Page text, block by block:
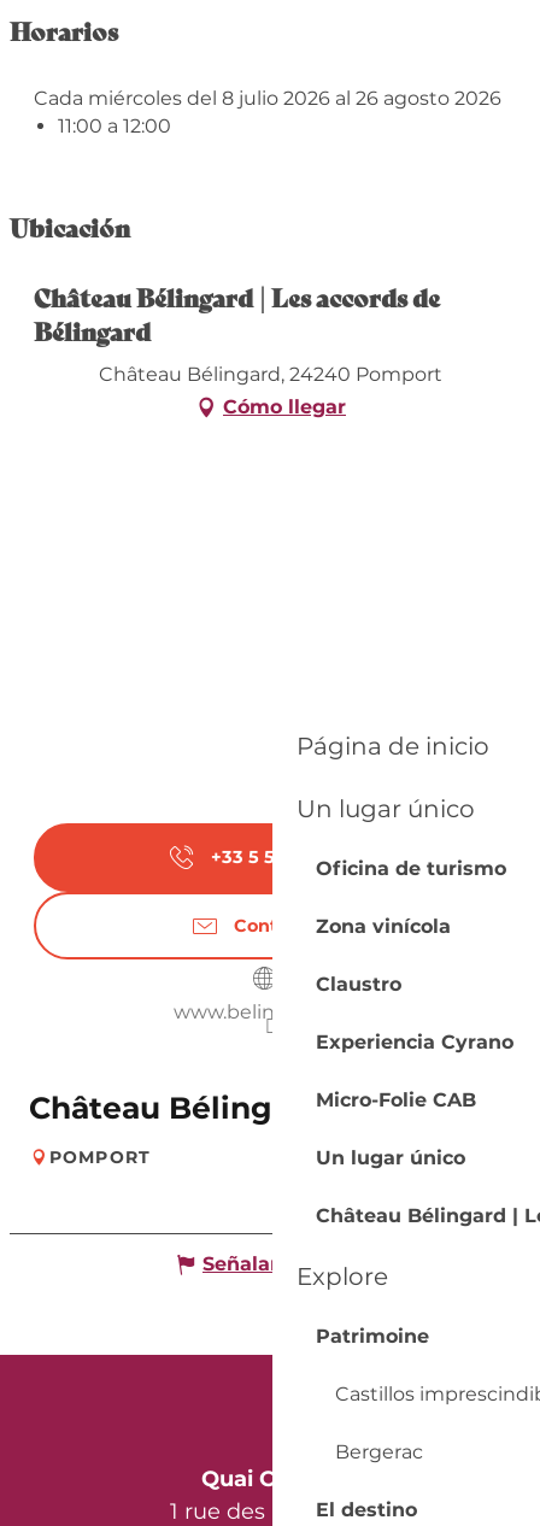
Página de inicio
Un lugar único
Oficina de turismo
Zona vinícola
Claustro
Experiencia Cyrano
Micro-Folie CAB
Un lugar único
Château Bélingard |
Explore
Patrimoine
Castillos
Bergerac
El destino
Horarios
Cada miércoles del 8 julio 2026 al 26 agosto 2026
11:00 a 12:00
Ubicación
Château Bélingard | Les accords de
Bélingard
Château Bélingard, 24240 Pomport
Cómo llegar
+33 5 53 58 28 ▒▒
Contáctenos
www.belingard.com
Château Bélingard SCEA
POMPORT
Señalar un error
Quai Cyrano
1 rue des Récollets